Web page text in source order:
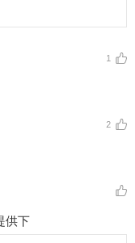
1
2
供下